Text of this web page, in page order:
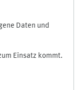
Daten und
Einsatz kommt.